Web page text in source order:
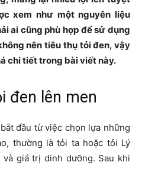
xem như một nguyên liệu
ai cũng phù hợp để sử dụng
nên tiêu thụ tỏi đen, vậy
chi tiết trong bài viết này.
đen lên men
bắt đầu từ việc chọn lựa những
thường là tỏi ta hoặc tỏi Lý
giá trị dinh dưỡng. Sau khi